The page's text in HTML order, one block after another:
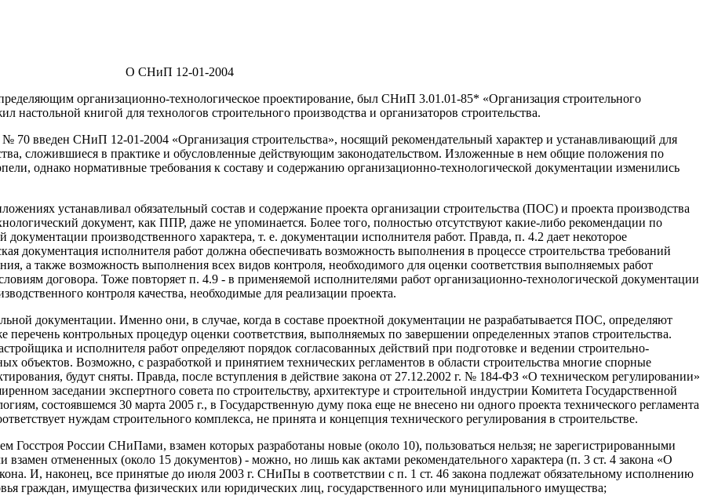
О СНиП 12-01-2004
организационно-технологическое проектирование, был СНиП 3.01.01-85* «Организация строительного
настольной книгой для технологов строительного производства и организаторов строительства.
№ 70 введен СНиП 12-01-2004 «Организация строительства», носящий рекомендательный характер и устанавливающий для
сложившиеся в практике и обусловленные действующим законодательством. Изложенные в нем общие положения по
однако нормативные требования к составу и содержанию организационно-технологической документации изменились
устанавливал обязательный состав и содержание проекта организации строительства (ПОС) и проекта производства
документ, как ППР, даже не упоминается. Более того, полностью отсутствуют какие-либо рекомендации по
производственного характера, т. е. документации исполнителя работ. Правда, п. 4.2 дает некоторое
документация исполнителя работ должна обеспечивать возможность выполнения в процессе строительства требований
а также возможность выполнения всех видов контроля, необходимого для оценки соответствия выполняемых работ
договора. Тоже повторяет п. 4.9 - в применяемой исполнителями работ организационно-технологической документации
контроля качества, необходимые для реализации проекта.
документации. Именно они, в случае, когда в составе проектной документации не разрабатывается ПОС, определяют
перечень контрольных процедур оценки соответствия, выполняемых по завершении определенных этапов строительства.
и исполнителя работ определяют порядок согласованных действий при подготовке и ведении строительно-
объектов. Возможно, с разработкой и принятием технических регламентов в области строительства многие спорные
будут сняты. Правда, после вступления в действие закона от 27.12.2002 г. № 184-ФЗ «О техническом регулировании»
заседании экспертного совета по строительству, архитектуре и строительной индустрии Комитета Государственной
состоявшемся 30 марта 2005 г., в Государственную думу пока еще не внесено ни одного проекта технического регламента
нуждам строительного комплекса, не принята и концепция технического регулирования в строительстве.
России СНиПами, взамен которых разработаны новые (около 10), пользоваться нельзя; не зарегистрированными
отмененных (около 15 документов) - можно, но лишь как актами рекомендательного характера (п. 3 ст. 4 закона «О
И, наконец, все принятые до июля 2003 г. СНиПы в соответствии с п. 1 ст. 46 закона подлежат обязательному исполнению
граждан, имущества физических или юридических лиц, государственного или муниципального имущества;